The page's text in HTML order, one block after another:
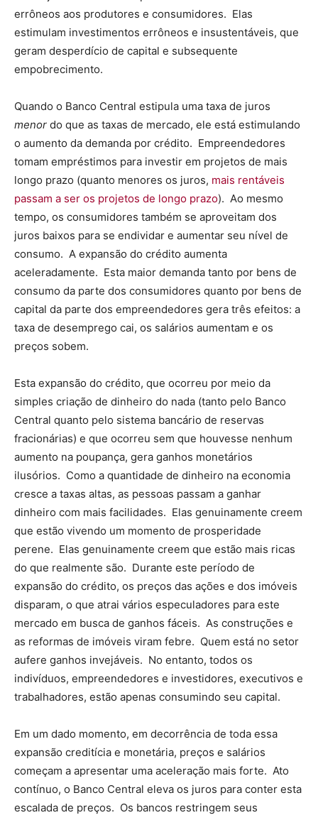
errôneos aos produtores e consumidores. Elas
estimulam investimentos errôneos e insustentáveis, que
geram desperdício de capital e subsequente
empobrecimento.
Quando o Banco Central estipula uma taxa de juros
menor do que as taxas de mercado, ele está estimulando
o aumento da demanda por crédito. Empreendedores
tomam empréstimos para investir em projetos de mais
longo prazo (quanto menores os juros, mais rentáveis
passam a ser os projetos de longo prazo). Ao mesmo
tempo, os consumidores também se aproveitam dos
juros baixos para se endividar e aumentar seu nível de
consumo. A expansão do crédito aumenta
aceleradamente. Esta maior demanda tanto por bens de
consumo da parte dos consumidores quanto por bens de
capital da parte dos empreendedores gera três efeitos: a
taxa de desemprego cai, os salários aumentam e os
preços sobem.
Esta expansão do crédito, que ocorreu por meio da
simples criação de dinheiro do nada (tanto pelo Banco
Central quanto pelo sistema bancário de reservas
fracionárias) e que ocorreu sem que houvesse nenhum
aumento na poupança, gera ganhos monetários
ilusórios. Como a quantidade de dinheiro na economia
cresce a taxas altas, as pessoas passam a ganhar
dinheiro com mais facilidades. Elas genuinamente creem
que estão vivendo um momento de prosperidade
perene. Elas genuinamente creem que estão mais ricas
do que realmente são. Durante este período de
expansão do crédito, os preços das ações e dos imóveis
disparam, o que atrai vários especuladores para este
mercado em busca de ganhos fáceis. As construções e
as reformas de imóveis viram febre. Quem está no setor
aufere ganhos invejáveis. No entanto, todos os
indivíduos, empreendedores e investidores, executivos e
trabalhadores, estão apenas consumindo seu capital.
Em um dado momento, em decorrência de toda essa
expansão creditícia e monetária, preços e salários
começam a apresentar uma aceleração mais forte. Ato
contínuo, o Banco Central eleva os juros para conter esta
escalada de preços. Os bancos restringem seus